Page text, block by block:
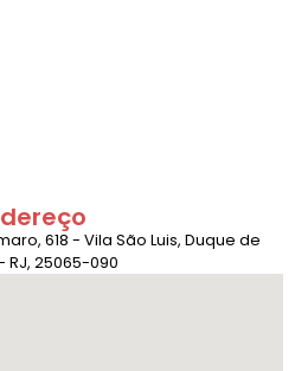
618 - Vila São Luis, Duque de
RJ, 25065-090